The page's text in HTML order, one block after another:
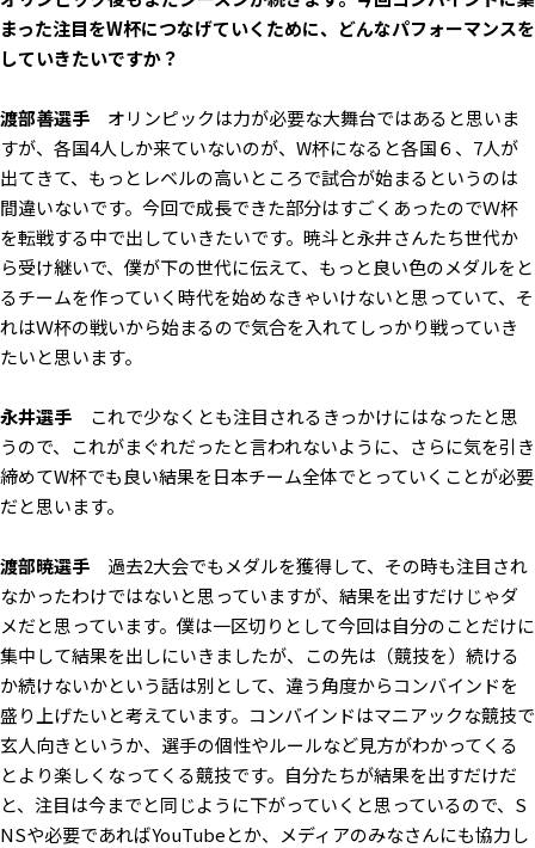
まった注目をW杯につなげていくために、どんなパフォーマンスを
していきたいですか？
渡部善選手 オリンピックは力が必要な大舞台ではあると思いま
すが、各国4人しか来ていないのが、W杯になると各国６、7人が
出てきて、もっとレベルの高いところで試合が始まるというのは
間違いないです。今回で成長できた部分はすごくあったのでＷ杯
を転戦する中で出していきたいです。暁斗と永井さんたち世代か
ら受け継いで、僕が下の世代に伝えて、もっと良い色のメダルをと
るチームを作っていく時代を始めなきゃいけないと思っていて、そ
れはＷ杯の戦いから始まるので気合を入れてしっかり戦っていき
たいと思います。
永井選手 これで少なくとも注目されるきっかけにはなったと思
うので、これがまぐれだったと言われないように、さらに気を引き
締めてW杯でも良い結果を日本チーム全体でとっていくことが必要
だと思います。
渡部暁選手 過去2大会でもメダルを獲得して、その時も注目され
なかったわけではないと思っていますが、結果を出すだけじゃダ
メだと思っています。僕は一区切りとして今回は自分のことだけに
集中して結果を出しにいきましたが、この先は（競技を）続ける
か続けないかという話は別として、違う角度からコンバインドを
盛り上げたいと考えています。コンバインドはマニアックな競技で
玄人向きというか、選手の個性やルールなど見方がわかってくる
とより楽しくなってくる競技です。自分たちが結果を出すだけだ
と、注目は今までと同じように下がっていくと思っているので、S
NSや必要であればYouTubeとか、メディアのみなさんにも協力し